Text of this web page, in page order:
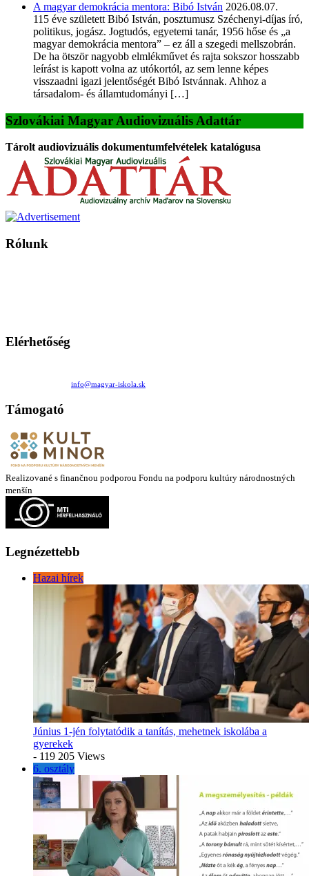
A magyar demokrácia mentora: Bibó István 2026.08.07.
115 éve született Bibó István, posztumusz Széchenyi-díjas író,
politikus, jogász. Jogtudós, egyetemi tanár, 1956 hőse és „a
magyar demokrácia mentora” – ez áll a szegedi mellszobrán.
De ha ötször nagyobb elmlékművet és rajta sokszor hosszabb
leírást is kapott volna az utókortól, az sem lenne képes
visszaadni igazi jelentőségét Bibó Istvánnak. Ahhoz a
társadalom- és államtudományi […]
Szlovákiai Magyar Audiovizuális Adattár
Tárolt audiovizuális dokumentumfelvételek katalógusa
Rólunk
Elérhetőség
info@magyar-iskola.sk
Támogató
Realizované s finančnou podporou Fondu na podporu kultúry národnostných
menšín
Legnézettebb
Hazai hírek
Június 1-jén folytatódik a tanítás, mehetnek iskolába a
gyerekek
- 119 205 Views
6. osztály